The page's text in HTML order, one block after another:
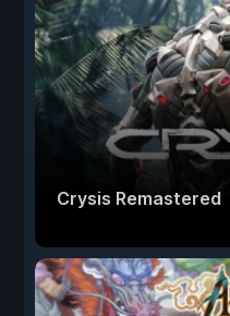
Crysis Remastered